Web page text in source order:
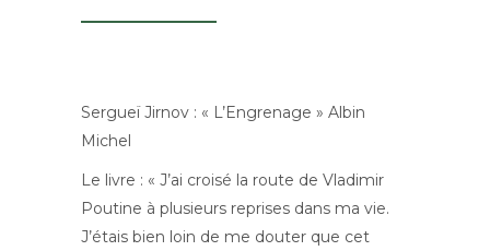
Sergueï Jirnov : « L’Engrenage » Albin
Michel
Le livre : « J’ai croisé la route de Vladimir
Poutine à plusieurs reprises dans ma vie.
J’étais bien loin de me douter que cet